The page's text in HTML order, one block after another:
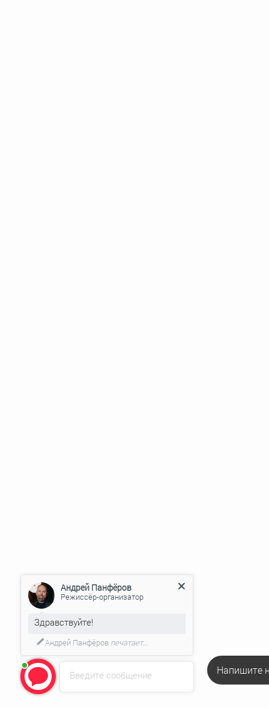
Напишите
Введите сообщение
Андрей Панфёров
Режиссёр-организатор
Здравствуйте!
Андрей Панфёровпечатает...